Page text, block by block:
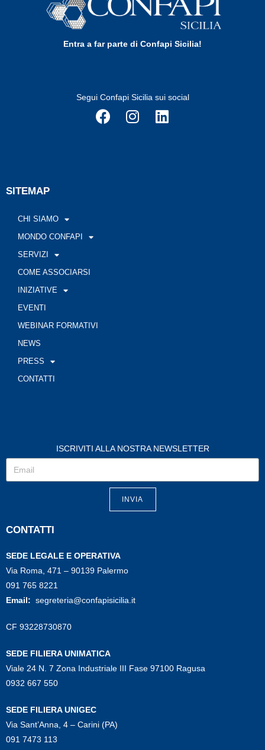
Entra a far parte di Confapi Sicilia!
Segui Confapi Sicilia sui social
SITEMAP
CHI SIAMO
MONDO CONFAPI
SERVIZI
COME ASSOCIARSI
INIZIATIVE
EVENTI
WEBINAR FORMATIVI
NEWS
PRESS
CONTATTI
ISCRIVITI ALLA NOSTRA NEWSLETTER
INVIA
CONTATTI
SEDE LEGALE E OPERATIVA
Via Roma, 471 – 90139 Palermo
091 765 8221
Email: segreteria@confapisicilia.it
CF 93228730870
SEDE FILIERA UNIMATICA
Viale 24 N. 7 Zona Industriale III Fase 97100 Ragusa
0932 667 550
SEDE FILIERA UNIGEC
Via Sant’Anna, 4 – Carini (PA)
091 7473 113